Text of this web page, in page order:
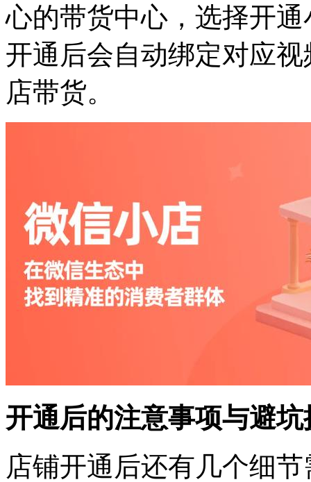
心的带货中心，选择开
开通后会自动绑定对应
店带货。
开通后的注意事项与避坑
店铺开通后还有几个细